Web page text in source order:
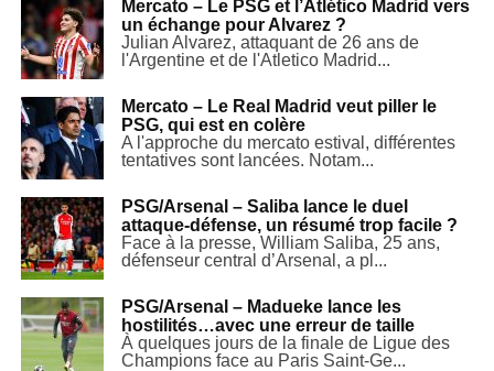
Mercato – Le PSG et l’Atlético Madrid vers
un échange pour Alvarez ?
Julian Alvarez, attaquant de 26 ans de
l'Argentine et de l'Atletico Madrid...
Mercato – Le Real Madrid veut piller le
PSG, qui est en colère
A l'approche du mercato estival, différentes
tentatives sont lancées. Notam...
PSG/Arsenal – Saliba lance le duel
attaque-défense, un résumé trop facile ?
Face à la presse, William Saliba, 25 ans,
défenseur central d’Arsenal, a pl...
PSG/Arsenal – Madueke lance les
hostilités…avec une erreur de taille
À quelques jours de la finale de Ligue des
Champions face au Paris Saint-Ge...